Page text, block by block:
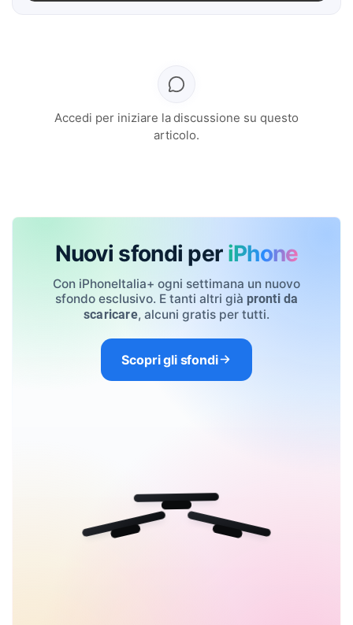
Accedi per iniziare la discussione su questo
articolo.
Nuovi sfondi per iPhone
Con iPhoneItalia+ ogni settimana un nuovo
sfondo esclusivo. E tanti altri già pronti da
scaricare, alcuni gratis per tutti.
Scopri gli sfondi